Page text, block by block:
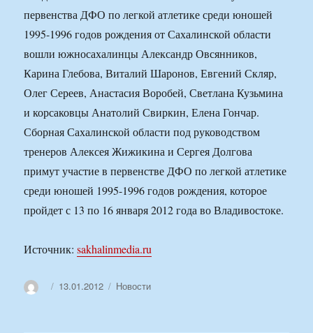
первенства ДФО по легкой атлетике среди юношей
1995-1996 годов рождения от Сахалинской области
вошли южносахалинцы Александр Овсянников,
Карина Глебова, Виталий Шаронов, Евгений Скляр,
Олег Сереев, Анастасия Воробей, Светлана Кузьмина
и корсаковцы Анатолий Свиркин, Елена Гончар.
Сборная Сахалинской области под руководством
тренеров Алексея Жижикина и Сергея Долгова
примут участие в первенстве ДФО по легкой атлетике
среди юношей 1995-1996 годов рождения, которое
пройдет с 13 по 16 января 2012 года во Владивостоке.
Источник:sakhalinmedia.ru
АвторОпубликовано
13.01.2012 Рубрики
Новости